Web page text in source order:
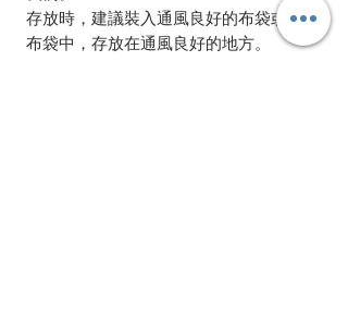
存放時，建議裝入通風良好的布袋或不織
布袋中，存放在通風良好的地方。